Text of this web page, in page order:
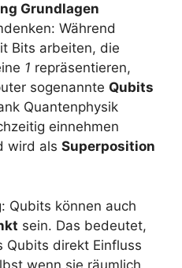
Grundlagen
Während
Bits arbeiten, die
1 repräsentieren,
sogenannte Qubits
Quantenphysik
einnehmen
wird als Superposition
Qubits können auch
sein. Das bedeutet,
Qubits direkt Einfluss
wenn sie räumlich